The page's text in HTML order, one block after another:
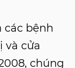
các bệnh
và cửa
chúng